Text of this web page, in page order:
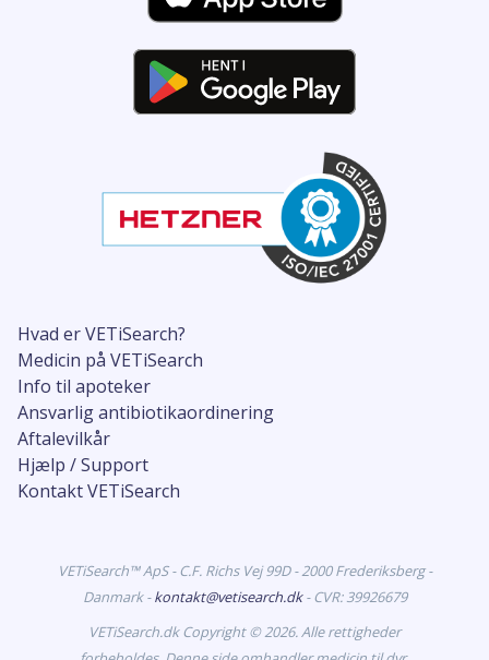
Hvad er VETiSearch?
Medicin på VETiSearch
Info til apoteker
Ansvarlig antibiotikaordinering
Aftalevilkår
Hjælp / Support
Kontakt VETiSearch
VETiSearch™ ApS - C.F. Richs Vej 99D - 2000 Frederiksberg -
Danmark -kontakt@vetisearch.dk- CVR: 39926679
VETiSearch.dk Copyright © 2026. Alle rettigheder